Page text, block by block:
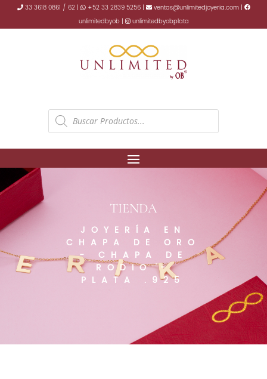
33 3618 0861 / 62 | +52 33 2839 5256 |
ventas@unlimitedjoyeria.com |
unlimitedbyob |
unlimitedbyobplata
Products
search
TIENDA
JOYERÍA EN
CHAPA DE ORO
- CHAPA DE
RODIO -
PLATA .925